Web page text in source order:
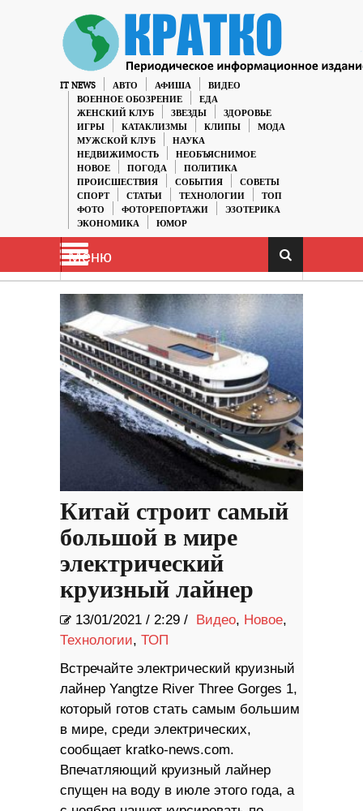
IT NEWS АВТО АФИША
ВИДЕО
ВОЕННОЕ ОБОЗРЕНИЕ
ЕДА
ЖЕНСКИЙ КЛУБ
ЗВЕЗДЫ
ЗДОРОВЬЕ
ИГРЫ
КАТАКЛИЗМЫ КЛИПЫ
МОДА
МУЖСКОЙ КЛУБ
НАУКА
НЕДВИЖИМОСТЬ
НЕОБЪЯСНИМОЕ
НОВОЕ
ПОГОДА
ПОЛИТИКА
ПРОИСШЕСТВИЯ
СОБЫТИЯ
СОВЕТЫ
СПОРТ
СТАТЬИ ТЕХНОЛОГИИ
ТОП
ФОТО
ФОТОРЕПОРТАЖИ
ЭЗОТЕРИКА
ЭКОНОМИКА
ЮМОР
Меню
Китай строит самый
большой в мире
электрический
круизный лайнер
13/01/2021 / 2:29 / Видео, Новое,
Технологии, ТОП
Встречайте электрический круизный
лайнер Yangtze River Three Gorges 1,
который готов стать самым большим
в мире, среди электрических,
сообщает kratko-news.com.
Впечатляющий круизный лайнер
спущен на воду в июле этого года, а